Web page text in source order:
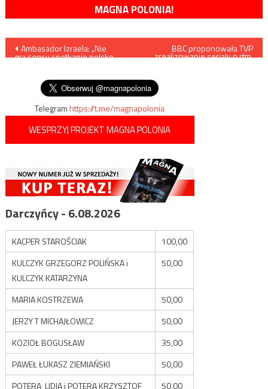
MAGNA POLONIA!
Nawigacja
Ambasador Izraela: „Nie
ma sensu spotkanie polsko-
BBC proponowała TVP
zrealizowanie serialu o rtm.
Telegramhttps://t.me/magnapolonia
WESPRZYJ PROJEKT MAGNA POLONIA
Darczyńcy - 6.08.2026
KACPER STAROŚCIAK
100,00
KULCZYK GRZEGORZ POLIŃSKA i
KULCZYK KATARZYNA
50,00
MARIA KOSTRZEWA
50,00
JERZY T MICHAJŁOWICZ
50,00
KOZIOŁ BOGUSŁAW
35,00
PAWEŁ ŁUKASZ ZIEMIAŃSKI
50,00
POTERA LIDIA i POTERA KRZYSZTOF
50,00